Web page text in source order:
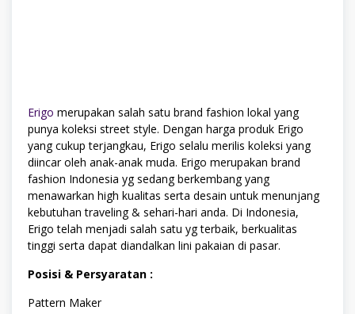
Erigo merupakan salah satu brand fashion lokal yang
punya koleksi street style. Dengan harga produk Erigo
yang cukup terjangkau, Erigo selalu merilis koleksi yang
diincar oleh anak-anak muda. Erigo merupakan brand
fashion Indonesia yg sedang berkembang yang
menawarkan high kualitas serta desain untuk menunjang
kebutuhan traveling & sehari-hari anda. Di Indonesia,
Erigo telah menjadi salah satu yg terbaik, berkualitas
tinggi serta dapat diandalkan lini pakaian di pasar.
Posisi & Persyaratan :
Pattern Maker